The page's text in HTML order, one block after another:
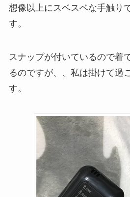
想像以上にスベスベな手触り
す。
スナップが付いているので着
るのですが、、私は掛けて過
す。